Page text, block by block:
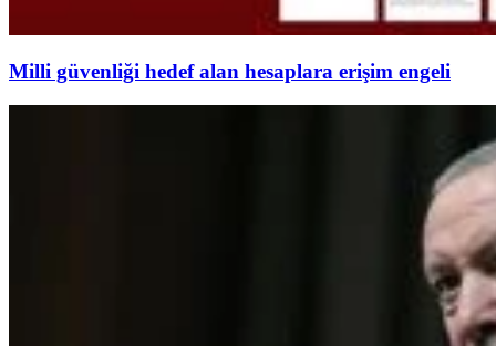
Milli güvenliği hedef alan hesaplara erişim engeli